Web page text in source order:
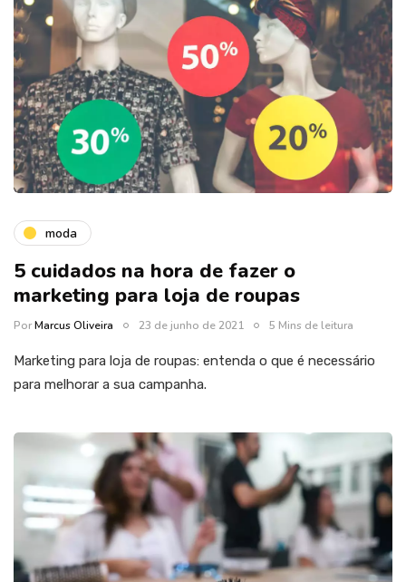
moda
5 cuidados na hora de fazer o
marketing para loja de roupas
PorMarcus Oliveira 23 de junho de 2021 5 Mins de leitura
Marketing para loja de roupas: entenda o que é necessário
para melhorar a sua campanha.